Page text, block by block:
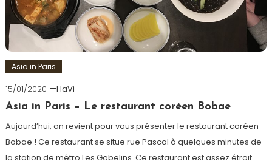
Asia in Paris
15/01/2020
HaVi
Asia in Paris – Le restaurant coréen Bobae
Aujourd’hui, on revient pour vous présenter le restaurant coréen
Bobae ! Ce restaurant se situe rue Pascal à quelques minutes de
la station de métro Les Gobelins. Ce restaurant est assez étroit